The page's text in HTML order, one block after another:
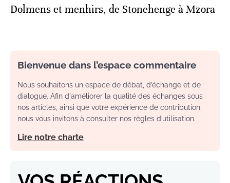
Dolmens et menhirs, de Stonehenge à Mzora
Bienvenue dans l’espace commentaire
Nous souhaitons un espace de débat, d’échange et de
dialogue. Afin d'améliorer la qualité des échanges sous
nos articles, ainsi que votre expérience de contribution,
nous vous invitons à consulter nos règles d’utilisation.
Lire notre charte